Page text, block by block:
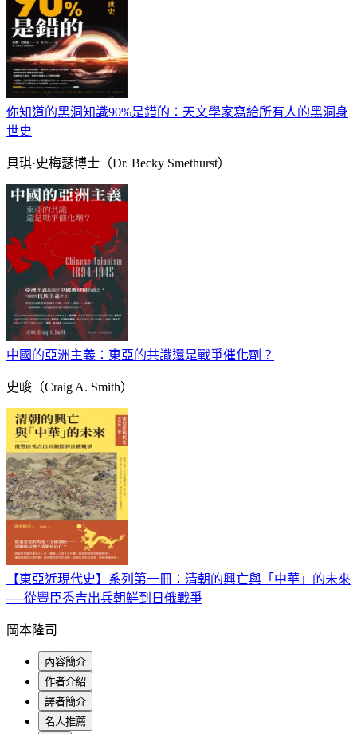
你知道的黑洞知識90%是錯的：天文學家寫給所有人的黑洞身
世史
貝琪·史梅瑟博士（Dr. Becky Smethurst）
中國的亞洲主義：東亞的共識還是戰爭催化劑？
史峻（Craig A. Smith）
【東亞近現代史】系列第一冊：清朝的興亡與「中華」的未來
──從豐臣秀吉出兵朝鮮到日俄戰爭
岡本隆司
內容簡介
作者介紹
譯者簡介
名人推薦